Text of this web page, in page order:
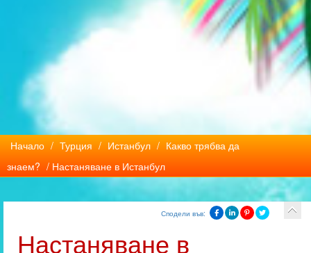
Начало / Турция / Истанбул / Какво трябва да
знаем? / Настаняване в Истанбул
Сподели във:
Настаняване в